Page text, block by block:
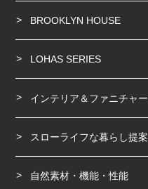
BROOKLYN HOUSE
LOHAS SERIES
インテリア＆ファニチャー
スローライフな暮らし提案
自然素材・機能・性能